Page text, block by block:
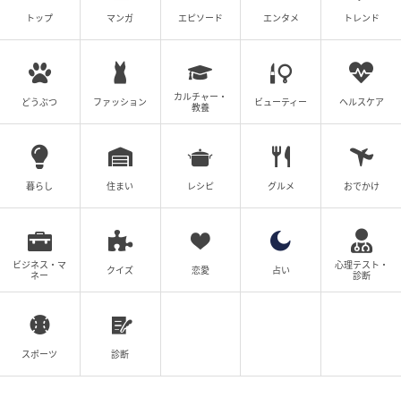
の記事をもっとみる
トップ マンガ エピソード エンタメ トレンド
どうぶつ ファッション
カルチャー・
教養
ビューティー ヘルスケア
暮らし 住まい レシピ グルメ おでかけ
ビジネス・マ
ネー
クイズ 恋愛 占い
心理テスト・
診断
スポーツ 診断